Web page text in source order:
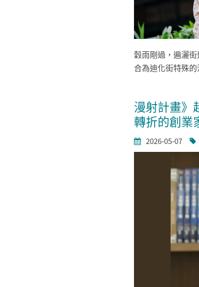
穀雨剛過，遍灑
合為迪化街特殊
漫射計畫》
轉折的創業
2026-05-07